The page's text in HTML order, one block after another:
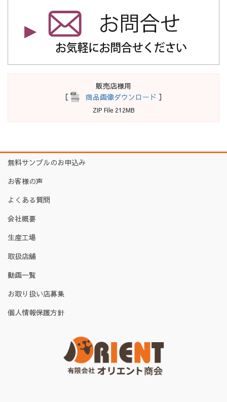
販売店様用
［
商品画像ダウンロード ］
ZIP File 212MB
無料サンプルのお申込み
お客様の声
よくある質問
会社概要
生産工場
取扱店舗
動画一覧
お取り扱い店募集
個人情報保護方針